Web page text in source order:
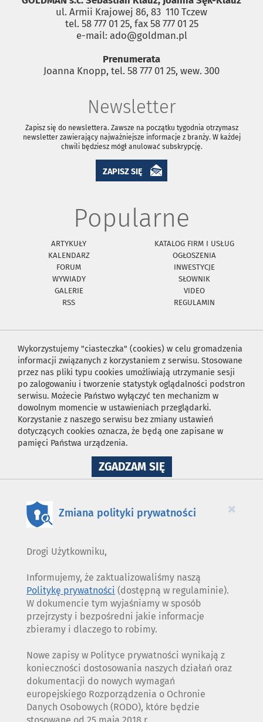
ul. Armii Krajowej 86, 83 ­ 110 Tczew
tel. 58 777 01 25, fax 58 777 01 25
e-mail: ado@goldman.pl
Prenumerata
Joanna Knopp, tel. 58 777 01 25, wew. 300
Newsletter
Zapisz się do newslettera. Zawsze na początku tygodnia otrzymasz
newsletter zawierający najważniejsze informacje z branży. W każdej
chwili będziesz mógł anulować subskrypcję.
ZAPISZ SIĘ
Popularne
ARTYKUŁY
KATALOG FIRM I USŁUG
KALENDARZ
OGŁOSZENIA
FORUM
INWESTYCJE
WYWIADY
SŁOWNIK
GALERIE
VIDEO
RSS
REGULAMIN
Wykorzystujemy "ciasteczka" (cookies) w celu gromadzenia
informacji związanych z korzystaniem z serwisu. Stosowane
przez nas pliki typu cookies umożliwiają utrzymanie sesji
po zalogowaniu i tworzenie statystyk oglądalności podstron
serwisu. Możecie Państwo wyłączyć ten mechanizm w
dowolnym momencie w ustawieniach przeglądarki.
Korzystanie z naszego serwisu bez zmiany ustawień
dotyczących cookies oznacza, że będą one zapisane w
pamięci Państwa urządzenia.
ZGADZAM SIĘNA
WYKORZYSTANIE
×
Zmiana polityki prywatności
Drogi Użytkowniku,
Informujemy, że zaktualizowaliśmy naszą
Politykę prywatności (dostępną w regulaminie).
W dokumencie tym wyjaśniamy w sposób
przejrzysty i bezpośredni jakie informacje
zbieramy i dlaczego to robimy.
Nowe zapisy w Polityce prywatności wynikają z
konieczności dostosowania naszych działań oraz
dokumentacji do nowych wymagań
europejskiego Rozporządzenia o Ochronie
Danych Osobowych (RODO), które będzie